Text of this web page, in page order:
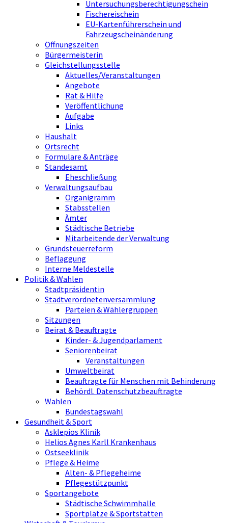
Untersuchungsberechtigungschein
Fischereischein
EU-Kartenführerschein und
Fahrzeugscheinänderung
Öffnungszeiten
Bürgermeisterin
Gleichstellungsstelle
Aktuelles/Veranstaltungen
Angebote
Rat & Hilfe
Veröffentlichung
Aufgabe
Links
Haushalt
Ortsrecht
Formulare & Anträge
Standesamt
Eheschließung
Verwaltungsaufbau
Organigramm
Stabsstellen
Ämter
Städtische Betriebe
Mitarbeitende der Verwaltung
Grundsteuerreform
Beflaggung
Interne Meldestelle
Politik & Wahlen
Stadtpräsidentin
Stadtverordnetenversammlung
Parteien & Wählergruppen
Sitzungen
Beirat & Beauftragte
Kinder- & Jugendparlament
Seniorenbeirat
Veranstaltungen
Umweltbeirat
Beauftragte für Menschen mit Behinderung
Behördl. Datenschutzbeauftragte
Wahlen
Bundestagswahl
Gesundheit & Sport
Asklepios Klinik
Helios Agnes Karll Krankenhaus
Ostseeklinik
Pflege & Heime
Alten- & Pflegeheime
Pflegestützpunkt
Sportangebote
Städtische Schwimmhalle
Sportplätze & Sportstätten